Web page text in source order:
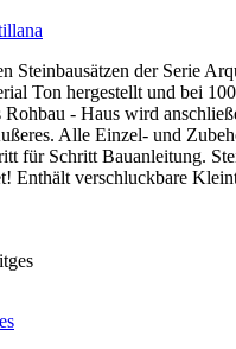
der Serie
Ton hergestellt und bei
Rohbau - Haus wird
Alle Einzel- und
für Schritt Bauanleitung.
Enthält verschluckbare